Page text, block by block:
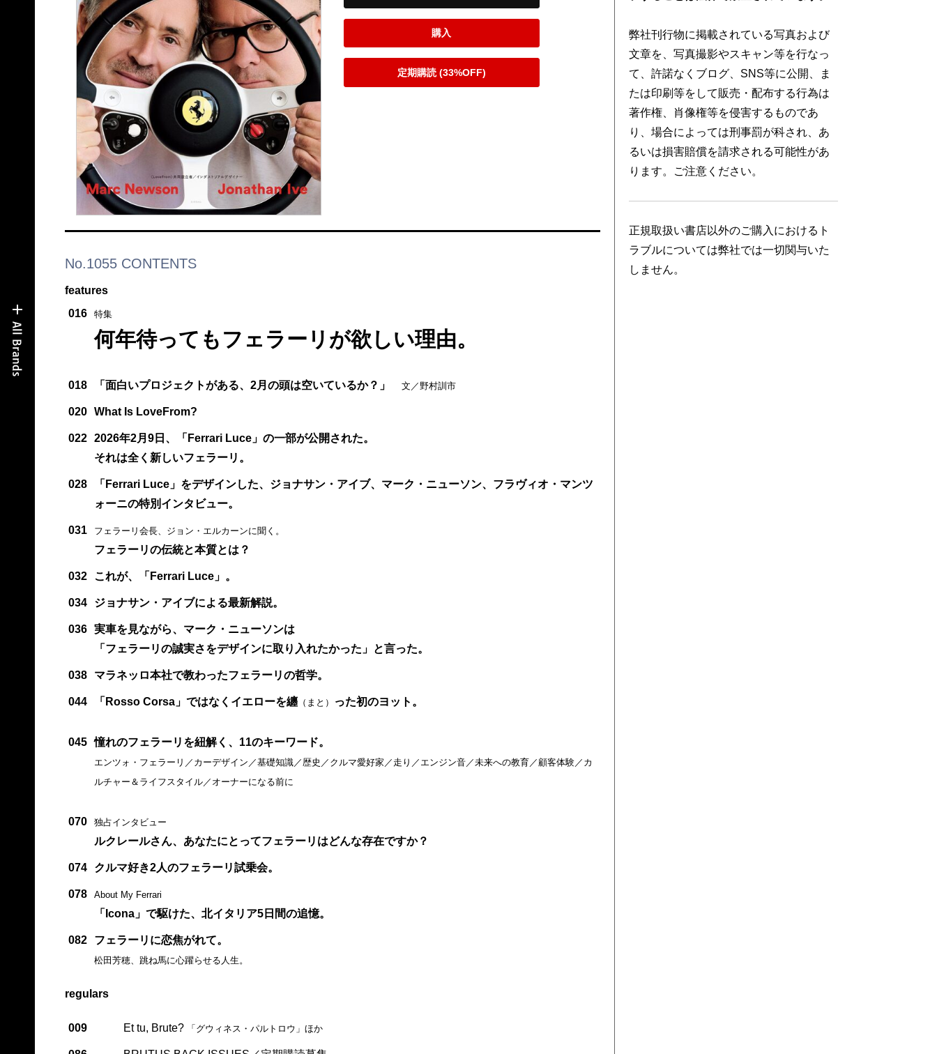
購入
定期購読 (33%OFF)
No.1055 CONTENTS
features
016
特集
何年待ってもフェラーリが欲しい理由。
018 「面白いプロジェクトがある、2月の頭は空いているか？」 文／野村訓市
020 What Is LoveFrom?
022
2026年2月9日、「Ferrari Luce」の一部が公開された。
それは全く新しいフェラーリ。
028
「Ferrari Luce」をデザインした、ジョナサン・アイブ、マーク・ニューソン、フラヴィオ・マンツ
ォーニの特別インタビュー。
031 フェラーリ会長、ジョン・エルカーンに聞く。
フェラーリの伝統と本質とは？
032 これが、「Ferrari Luce」。
034 ジョナサン・アイブによる最新解説。
036
実車を見ながら、マーク・ニューソンは
「フェラーリの誠実さをデザインに取り入れたかった」と言った。
038 マラネッロ本社で教わったフェラーリの哲学。
044 「Rosso Corsa」ではなくイエローを纏（まと） った初のヨット。
045 憧れのフェラーリを紐解く、11のキーワード。
エンツォ・フェラーリ／カーデザイン／基礎知識／歴史／クルマ愛好家／走り／エンジン音／未来への教育／顧客体験／カ
ルチャー＆ライフスタイル／オーナーになる前に
070 独占インタビュー
ルクレールさん、あなたにとってフェラーリはどんな存在ですか？
074 クルマ好き2人のフェラーリ試乗会。
078 About My Ferrari
「Icona」で駆けた、北イタリア5日間の追憶。
082 フェラーリに恋焦がれて。
松田芳穂、跳ね馬に心躍らせる人生。
regulars
009 Et tu, Brute? 「グウィネス・パルトロウ」ほか
弊社刊行物に掲載されている写真および
文章を、写真撮影やスキャン等を行なっ
て、許諾なくブログ、SNS等に公開、ま
たは印刷等をして販売・配布する行為は
著作権、肖像権等を侵害するものであ
り、場合によっては刑事罰が科され、あ
るいは損害賠償を請求される可能性があ
ります。ご注意ください。
正規取扱い書店以外のご購入におけるト
ラブルについては弊社では一切関与いた
しません。